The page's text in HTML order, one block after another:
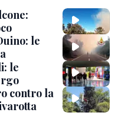
le
le
contro la